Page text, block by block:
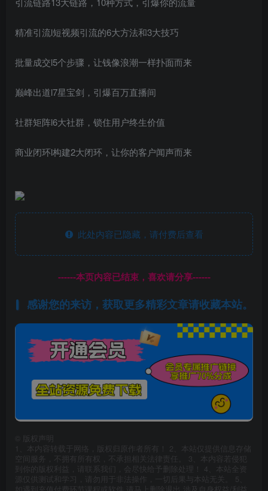
精准引流l短视频引流的6大方法和3大技巧
批量成交l5个步骤，让钱像浪潮一样扑面而来
巅峰出道l7星宝剑，引爆百万直播间
社群矩阵l6大社群，锁住用户终生价值
商业闭环l构建2大闭环，让你的客户闻声而来
此处内容已隐藏，请付费后查看
------本页内容已结束，喜欢请分享------
感谢您的来访，获取更多精彩文章请收藏本站。
版权声明
1、本内容转载于网络，版权归原作者所有！ 2、本站仅提供信息存储
空间服务，不拥有所有权，不承担相关法律责任。 3、本内容若侵犯
到你的版权利益，请联系我们，会尽快给予删除处理！ 4、本站全资
源仅供测试和学习，请勿用于非法操作，一切后果与本站无关。 5、